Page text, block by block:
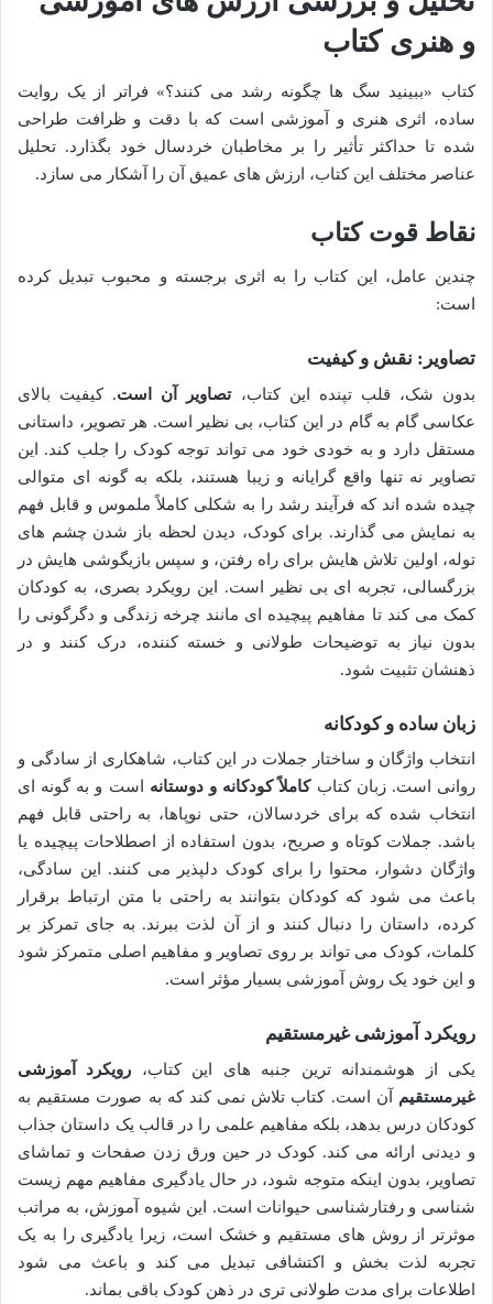
و هنری کتاب
کتاب «ببینید سگ ها چگونه رشد می کنند؟» فراتر از یک روایت
ساده، اثری هنری و آموزشی است که با دقت و ظرافت طراحی
شده تا حداکثر تأثیر را بر مخاطبان خردسال خود بگذارد. تحلیل
عناصر مختلف این کتاب، ارزش های عمیق آن را آشکار می سازد.
نقاط قوت کتاب
چندین عامل، این کتاب را به اثری برجسته و محبوب تبدیل کرده
است:
تصاویر: نقش و کیفیت
بدون شک، قلب تپنده این کتاب،تصاویر آن است. کیفیت بالای
عکاسی گام به گام در این کتاب، بی نظیر است. هر تصویر، داستانی
مستقل دارد و به خودی خود می تواند توجه کودک را جلب کند. این
تصاویر نه تنها واقع گرایانه و زیبا هستند، بلکه به گونه ای متوالی
چیده شده اند که فرآیند رشد را به شکلی کاملاً ملموس و قابل فهم
به نمایش می گذارند. برای کودک، دیدن لحظه باز شدن چشم های
توله، اولین تلاش هایش برای راه رفتن، و سپس بازیگوشی هایش در
بزرگسالی، تجربه ای بی نظیر است. این رویکرد بصری، به کودکان
کمک می کند تا مفاهیم پیچیده ای مانند چرخه زندگی و دگرگونی را
بدون نیاز به توضیحات طولانی و خسته کننده، درک کنند و در
ذهنشان تثبیت شود.
زبان ساده و کودکانه
انتخاب واژگان و ساختار جملات در این کتاب، شاهکاری از سادگی و
روانی است. زبان کتابکاملاً کودکانه و دوستانه است و به گونه ای
انتخاب شده که برای خردسالان، حتی نوپاها، به راحتی قابل فهم
باشد. جملات کوتاه و صریح، بدون استفاده از اصطلاحات پیچیده یا
واژگان دشوار، محتوا را برای کودک دلپذیر می کنند. این سادگی،
باعث می شود که کودکان بتوانند به راحتی با متن ارتباط برقرار
کرده، داستان را دنبال کنند و از آن لذت ببرند. به جای تمرکز بر
کلمات، کودک می تواند بر روی تصاویر و مفاهیم اصلی متمرکز شود
و این خود یک روش آموزشی بسیار مؤثر است.
رویکرد آموزشی غیرمستقیم
یکی از هوشمندانه ترین جنبه های این کتاب، رویکرد آموزشی
غیرمستقیم آن است. کتاب تلاش نمی کند که به صورت مستقیم به
کودکان درس بدهد، بلکه مفاهیم علمی را در قالب یک داستان جذاب
و دیدنی ارائه می کند. کودک در حین ورق زدن صفحات و تماشای
تصاویر، بدون اینکه متوجه شود، در حال یادگیری مفاهیم مهم زیست
شناسی و رفتارشناسی حیوانات است. این شیوه آموزش، به مراتب
موثرتر از روش های مستقیم و خشک است، زیرا یادگیری را به یک
تجربه لذت بخش و اکتشافی تبدیل می کند و باعث می شود
اطلاعات برای مدت طولانی تری در ذهن کودک باقی بماند.